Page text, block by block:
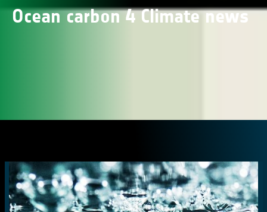
Ocean carbon 4 Climate news